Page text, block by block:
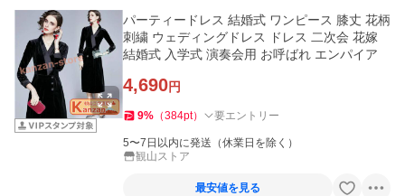
パーティードレス 結婚式 ワンピース 膝丈 花柄
刺繍 ウェディングドレス ドレス 二次会 花嫁
結婚式 入学式 演奏会用 お呼ばれ エンパイア
4,690円
9% （384pt） 要エントリー
5〜7日以内に発送（休業日を除く）
観山ストア
最安値を見る